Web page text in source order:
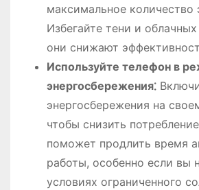
максимальное количество
Избегайте тени и
они снижают
Используйте телефон в
энергосбережения⁚
энергосбережения на
чтобы снизить
поможет продлить время
работы, особенно если вы
условиях ограниченного